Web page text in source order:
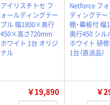
アイリスチトセ フ
ォールディングテー
ブル 幅1800×奥行
450×高さ720mm
ホワイト 1台 オリジ
ナル
Netforce フ
ディングテー
棚・幕板付
奥行450 シ
ホワイト 研
1台（直送品）
￥19,890 ￥